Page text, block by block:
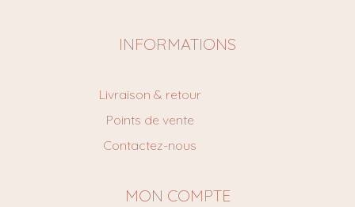
INFORMATIONS
Livraison & retour
Points de vente
Contactez-nous
MON COMPTE